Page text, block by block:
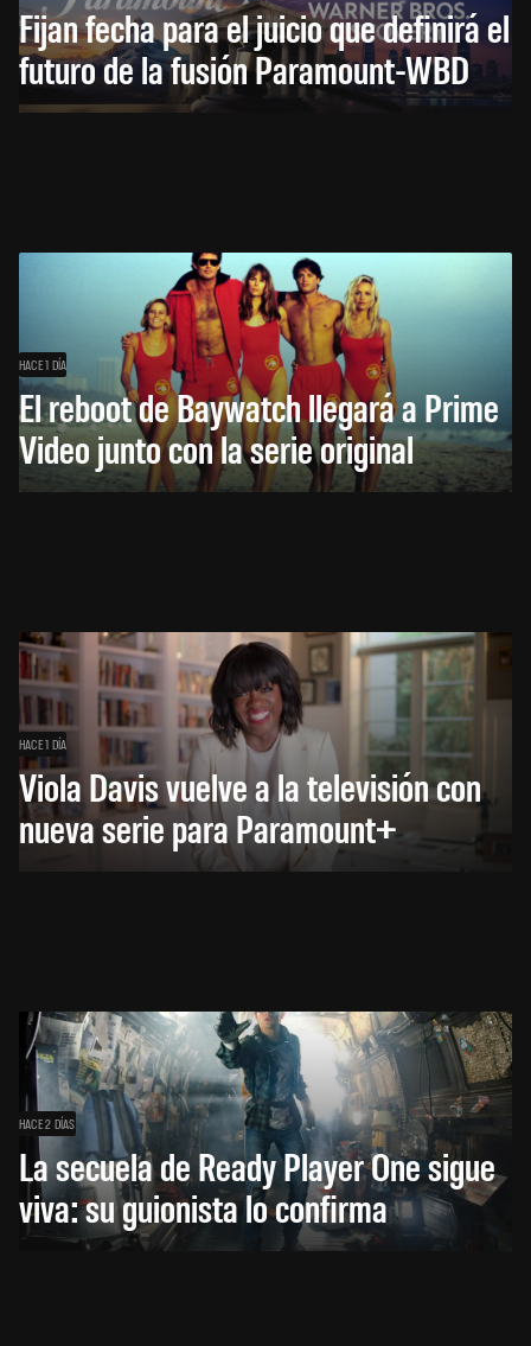
Fijan fecha para el juicio que definirá el
futuro de la fusión Paramount-WBD
HACE 1 DÍA
El reboot de Baywatch llegará a Prime
Video junto con la serie original
HACE 1 DÍA
Viola Davis vuelve a la televisión con
nueva serie para Paramount+
HACE 2 DÍAS
La secuela de Ready Player One sigue
viva: su guionista lo confirma